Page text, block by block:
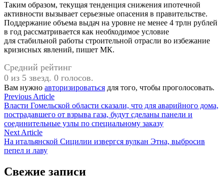
Таким образом, текущая тенденция снижения ипотечной
активности вызывает серьезные опасения в правительстве.
Поддержание объема выдач на уровне не менее 4 трлн рублей
в год рассматривается как необходимое условие
для стабильной работы строительной отрасли во избежание
кризисных явлений, пишет МК.
Средний рейтинг
0 из 5 звезд. 0 голосов.
Вам нужно авторизироваться для того, чтобы проголосовать.
Навигация
по
записям
Previous ArticlePrevious
article:
Власти Гомельской области сказали, что для аварийного дома,
пострадавшего от взрыва газа, будут сделаны панели и
соединительные узлы по специальному заказу
Next ArticleNext
article:
На итальянской Сицилии извергся вулкан Этна, выбросив
пепел и лаву
Свежие записи